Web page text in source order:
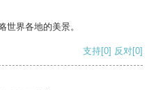
世界各地的美景。
支持[0] 反对[0]